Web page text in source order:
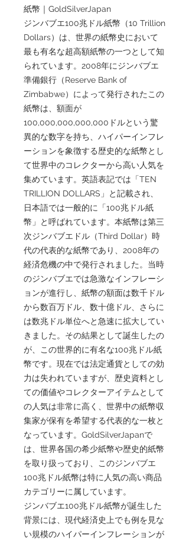
紙幣｜GoldSilverJapan
ジンバブエ100兆ドル紙幣（10 Trillion
Dollars）は、世界の紙幣史において
最も有名な超高額紙幣の一つとして知
られています。2008年にジンバブエ
準備銀行（Reserve Bank of
Zimbabwe）によって発行されたこの
紙幣は、額面が
100,000,000,000,000ドルという驚
異的な数字を持ち、ハイパーインフレ
ーションを象徴する歴史的な紙幣とし
て世界中のコレクターから高い人気を
集めています。英語表記では「TEN
TRILLION DOLLARS」と記載され、
日本語では一般的に「100兆ドル紙
幣」と呼ばれています。本紙幣は第三
次ジンバブエドル（Third Dollar）時
代の代表的な紙幣であり、2008年の
経済危機の中で発行されました。当時
のジンバブエでは急激なインフレーシ
ョンが進行し、紙幣の額面は数千ドル
から数百万ドル、数十億ドル、さらに
は数兆ドル単位へと急速に拡大してい
きました。その結果として誕生したの
が、この世界的に有名な100兆ドル紙
幣です。現在では法定通貨としての効
力は失われていますが、歴史資料とし
ての価値やコレクターアイテムとして
の人気は非常に高く、世界中の紙幣収
集家が保有を希望する代表的な一枚と
なっています。GoldSilverJapanで
は、世界各国の希少紙幣や歴史的紙幣
を取り扱っており、このジンバブエ
100兆ドル紙幣は特に人気の高い商品
カテゴリーに属しています。
ジンバブエ100兆ドル紙幣が誕生した
背景には、現代経済史上でも例を見な
い規模のハイパーインフレーションが